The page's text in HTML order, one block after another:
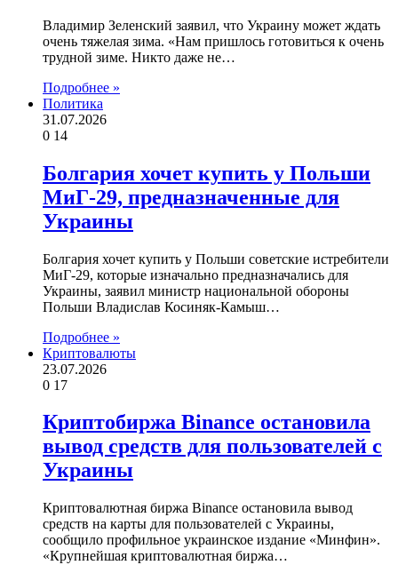
Владимир Зеленский заявил, что Украину может ждать
очень тяжелая зима. «Нам пришлось готовиться к очень
трудной зиме. Никто даже не…
Подробнее »
Политика
31.07.2026
0 14
Болгария хочет купить у Польши
МиГ-29, предназначенные для
Украины
Болгария хочет купить у Польши советские истребители
МиГ-29, которые изначально предназначались для
Украины, заявил министр национальной обороны
Польши Владислав Косиняк-Камыш…
Подробнее »
Криптовалюты
23.07.2026
0 17
Криптобиржа Binance остановила
вывод средств для пользователей с
Украины
Криптовалютная биржа Binance остановила вывод
средств на карты для пользователей с Украины,
сообщило профильное украинское издание «Минфин».
«Крупнейшая криптовалютная биржа…